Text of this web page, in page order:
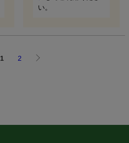
い。
1 2